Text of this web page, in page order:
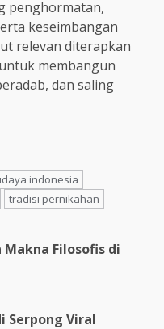
penghormatan,
keseimbangan
relevan diterapkan
membangun
dan saling
indonesia
tradisi pernikahan
Filosofis di
Serpong Viral